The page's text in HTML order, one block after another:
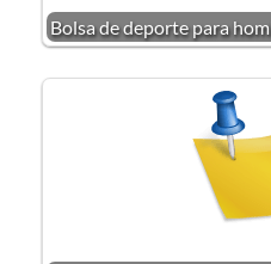
Bolsa de deporte para